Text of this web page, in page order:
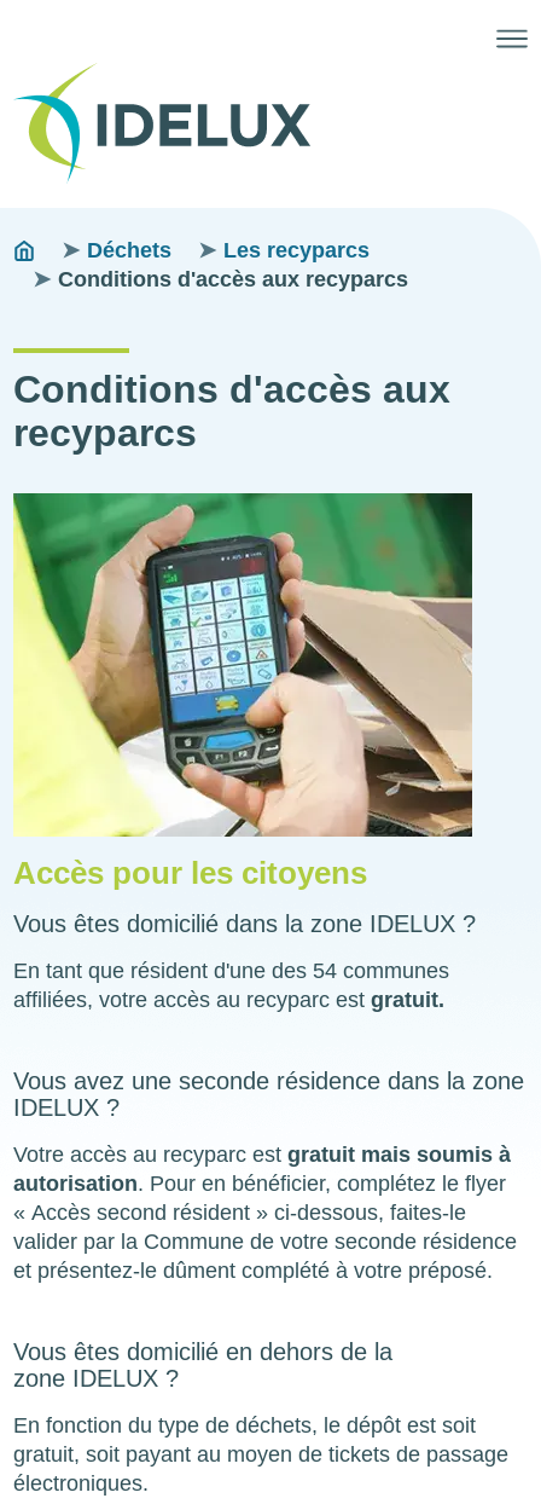
Fils
d'ariane
You
are
Déchets
Les recyparcs
Conditions d'accès aux recyparcs
Conditions d'accès aux
recyparcs
Illustration
Accès pour les citoyens
Vous êtes domicilié dans la zone IDELUX ?
En tant que résident d'une des 54 communes
affiliées, votre accès au recyparc estgratuit.
Vous avez une seconde résidence dans la zone
IDELUX ?
Votre accès au recyparc estgratuit mais soumis à
autorisation. Pour en bénéficier, complétez le flyer
« Accès second résident » ci-dessous, faites-le
valider par la Commune de votre seconde résidence
et présentez-le dûment complété à votre préposé.
Vous êtes domicilié en dehors de la
zone IDELUX ?
En fonction du type de déchets, le dépôt est soit
gratuit, soit payant au moyen de tickets de passage
électroniques.